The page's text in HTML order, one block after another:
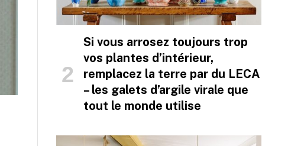
Si vous arrosez toujours trop
vos plantes d’intérieur,
remplacez la terre par du LECA
– les galets d’argile virale que
tout le monde utilise